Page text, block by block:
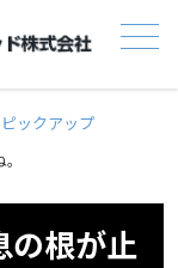
ニュー
ピックアップ
の根が止